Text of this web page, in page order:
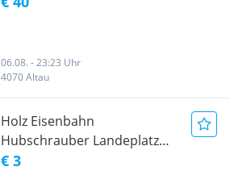
06.08. - 23:23 Uhr
4070 Altau
Holz Eisenbahn
Hubschrauber Landeplatz
mit Unterführung
€ 3